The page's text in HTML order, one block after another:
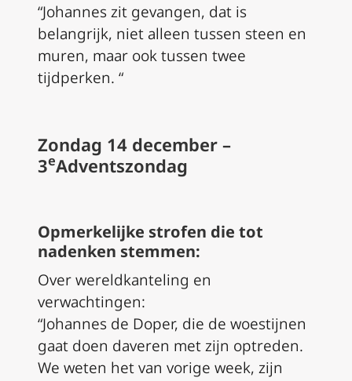
“Johannes zit gevangen, dat is
belangrijk, niet alleen tussen steen en
muren, maar ook tussen twee
tijdperken. “
Zondag 14 december –
3eAdventszondag
Opmerkelijke strofen die tot
nadenken stemmen:
Over wereldkanteling en
verwachtingen:
“Johannes de Doper, die de woestijnen
gaat doen daveren met zijn optreden.
We weten het van vorige week, zijn